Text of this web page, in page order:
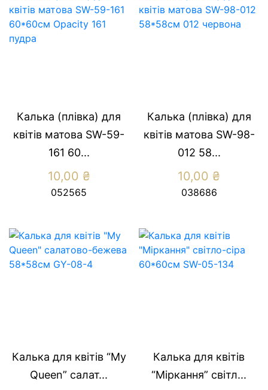
Калька (плівка) для
квітів матова SW-59-
161 60...
10,00 ₴
052565
Калька (плівка) для
квітів матова SW-98-
012 58...
10,00 ₴
038686
Калька для квітів “My
Queen” салат...
Калька для квітів
“Міркання” світл...